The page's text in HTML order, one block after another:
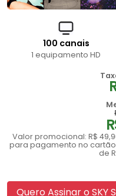
100 canais
1 equipamento HD
Valor promocional: R$
para pagamento no cartão
de
Quero Assinar o SKY